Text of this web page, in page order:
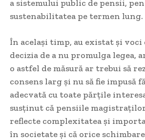
a sistemului public de pensii,
sustenabilitatea pe termen lung.
În același timp, au existat și voci
decizia de a nu promulga legea,
o astfel de măsură ar trebui să
consens larg și nu să fie impusă
adecvată cu toate părțile
susținut că pensiile
reflecte complexitatea și
în societate și că orice